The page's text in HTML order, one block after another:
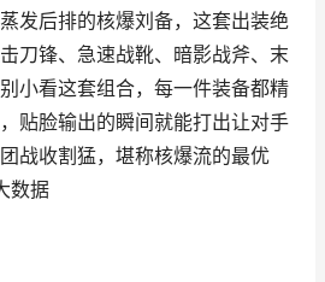
发后排的核爆刘备，这套出装绝
刀锋、急速战靴、暗影战斧、末
小看这套组合，每一件装备都精
贴脸输出的瞬间就能打出让对手
战收割猛，堪称核爆流的最优
数据